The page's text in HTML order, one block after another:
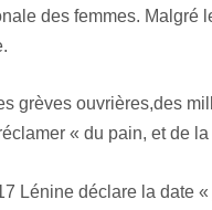
des femmes. Malgré
grèves ouvrières,des
« du pain, et de la
Lénine déclare la date